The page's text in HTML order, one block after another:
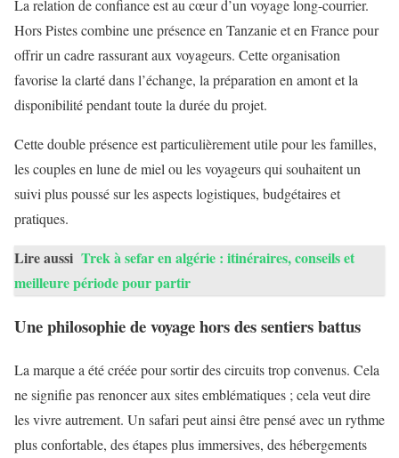
La relation de confiance est au cœur d’un voyage long-courrier.
Hors Pistes combine une présence en Tanzanie et en France pour
offrir un cadre rassurant aux voyageurs. Cette organisation
favorise la clarté dans l’échange, la préparation en amont et la
disponibilité pendant toute la durée du projet.
Cette double présence est particulièrement utile pour les familles,
les couples en lune de miel ou les voyageurs qui souhaitent un
suivi plus poussé sur les aspects logistiques, budgétaires et
pratiques.
Lire aussi Trek à sefar en algérie : itinéraires, conseils et
meilleure période pour partir
Une philosophie de voyage hors des sentiers battus
La marque a été créée pour sortir des circuits trop convenus. Cela
ne signifie pas renoncer aux sites emblématiques ; cela veut dire
les vivre autrement. Un safari peut ainsi être pensé avec un rythme
plus confortable, des étapes plus immersives, des hébergements